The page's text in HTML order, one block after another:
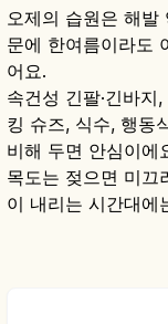
오제의 습원은 해발
문에 한여름이라도
어요.
속건성 긴팔·긴바
킹 슈즈, 식수, 행동
비해 두면 안심이에
목도는 젖으면 미끄
이 내리는 시간대에